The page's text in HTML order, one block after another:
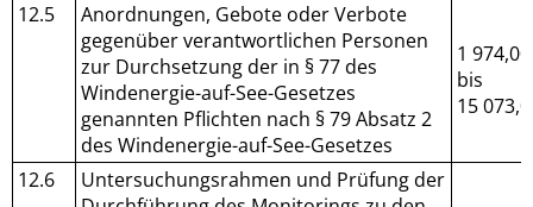
12.5
Anordnungen, Gebote oder Verbote
gegenüber verantwortlichen Personen
zur Durchsetzung der in § 77 des
Windenergie-auf-See-Gesetzes
genannten Pflichten nach § 79 Absatz 2
des Windenergie-auf-See-Gesetzes
1 974,00
bis
15
12.6
Untersuchungsrahmen und Prüfung der